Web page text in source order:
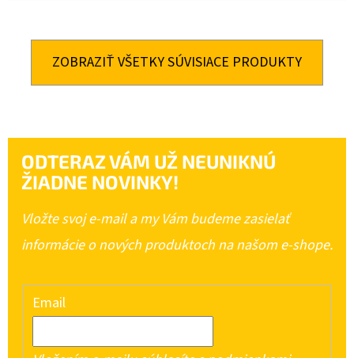
ZOBRAZIŤ VŠETKY SÚVISIACE PRODUKTY
ODTERAZ VÁM UŽ NEUNIKNÚ
ŽIADNE NOVINKY!
Vložte svoj e-mail a my Vám budeme zasielať
informácie o nových produktoch na našom e-shope.
Email